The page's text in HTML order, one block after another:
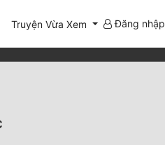
Truyện Vừa Xem Đăng nhập